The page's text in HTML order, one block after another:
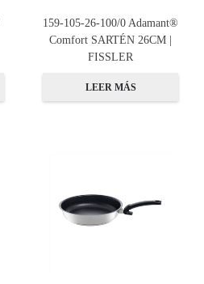
159-105-26-100/0 Adamant®
Comfort SARTÉN 26CM |
FISSLER
LEER MÁS